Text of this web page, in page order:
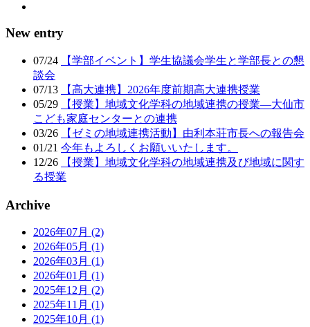
New entry
07/24
【学部イベント】学生協議会学生と学部長との懇
談会
07/13
【高大連携】2026年度前期高大連携授業
05/29
【授業】地域文化学科の地域連携の授業―大仙市
こども家庭センターとの連携
03/26
【ゼミの地域連携活動】由利本荘市長への報告会
01/21 今年もよろしくお願いいたします。
12/26
【授業】地域文化学科の地域連携及び地域に関す
る授業
Archive
2026年07月 (2)
2026年05月 (1)
2026年03月 (1)
2026年01月 (1)
2025年12月 (2)
2025年11月 (1)
2025年10月 (1)